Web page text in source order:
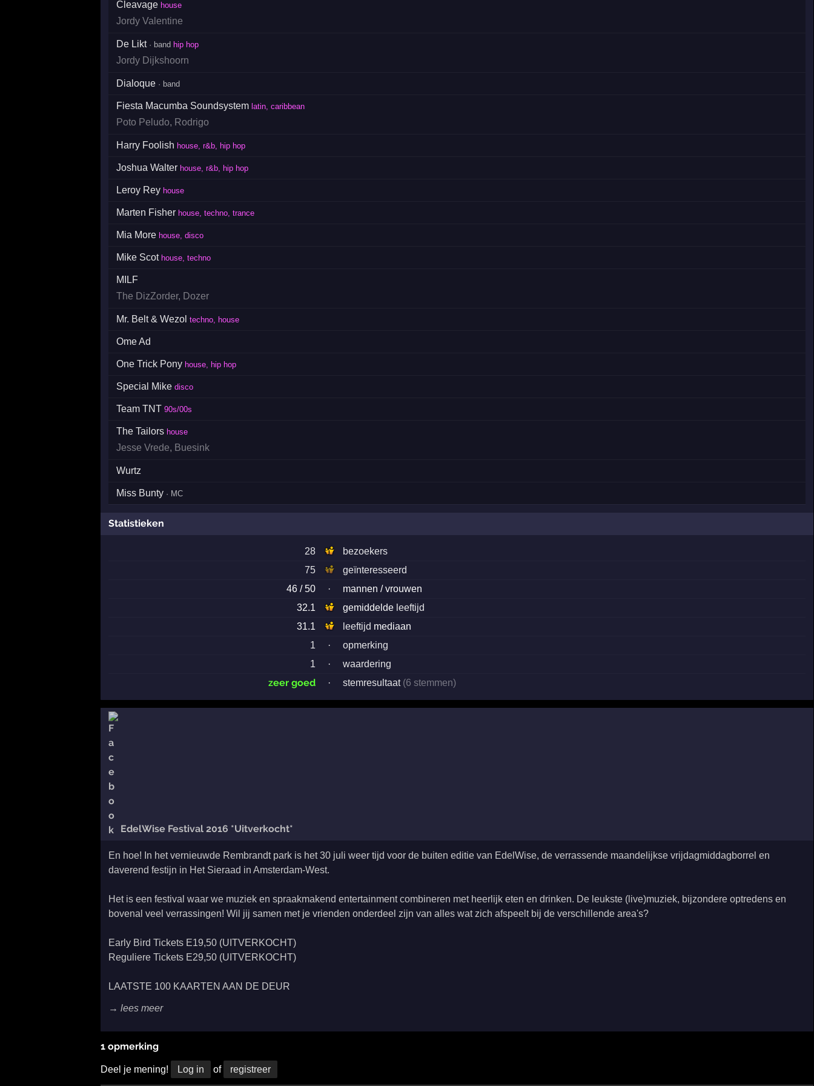
Cleavage house
Jordy Valentine
De Likt· band hip hop
Jordy Dijkshoorn
Dialoque· band
Fiesta Macumba Soundsystem latin, caribbean
Poto Peludo, Rodrigo
Harry Foolish house, r&b, hip hop
Joshua Walter house, r&b, hip hop
Leroy Rey house
Marten Fisher house, techno, trance
Mia More house, disco
Mike Scot house, techno
MILF
The DizZorder, Dozer
Mr. Belt & Wezol techno, house
Ome Ad
One Trick Pony house, hip hop
Special Mike disco
Team TNT 90s/00s
The Tailors house
Jesse Vrede, Buesink
Wurtz
Miss Bunty· MC
Statistieken
28
bezoekers
75
geïnteresseerd
46 / 50
·
mannen / vrouwen
32.1
gemiddelde leeftijd
31.1
leeftijd mediaan
1
·
opmerking
1
· waardering
zeer goed · stemresultaat (6 stemmen)
EdelWise Festival 2016 *Uitverkocht*
En hoe! In het vernieuwde Rembrandt park is het 30 juli weer tijd voor de buiten editie van EdelWise, de verrassende maandelijkse vrijdagmiddagborrel en
daverend festijn in Het Sieraad in Amsterdam-West.
Het is een festival waar we muziek en spraakmakend entertainment combineren met heerlijk eten en drinken. De leukste (live)muziek, bijzondere optredens en
bovenal veel verrassingen! Wil jij samen met je vrienden onderdeel zijn van alles wat zich afspeelt bij de verschillende area's?
Early Bird Tickets E19,50 (UITVERKOCHT)
Reguliere Tickets E29,50 (UITVERKOCHT)
LAATSTE 100 KAARTEN AAN DE DEUR
→ lees meer
1 opmerking
Deel je mening! Log in of registreer